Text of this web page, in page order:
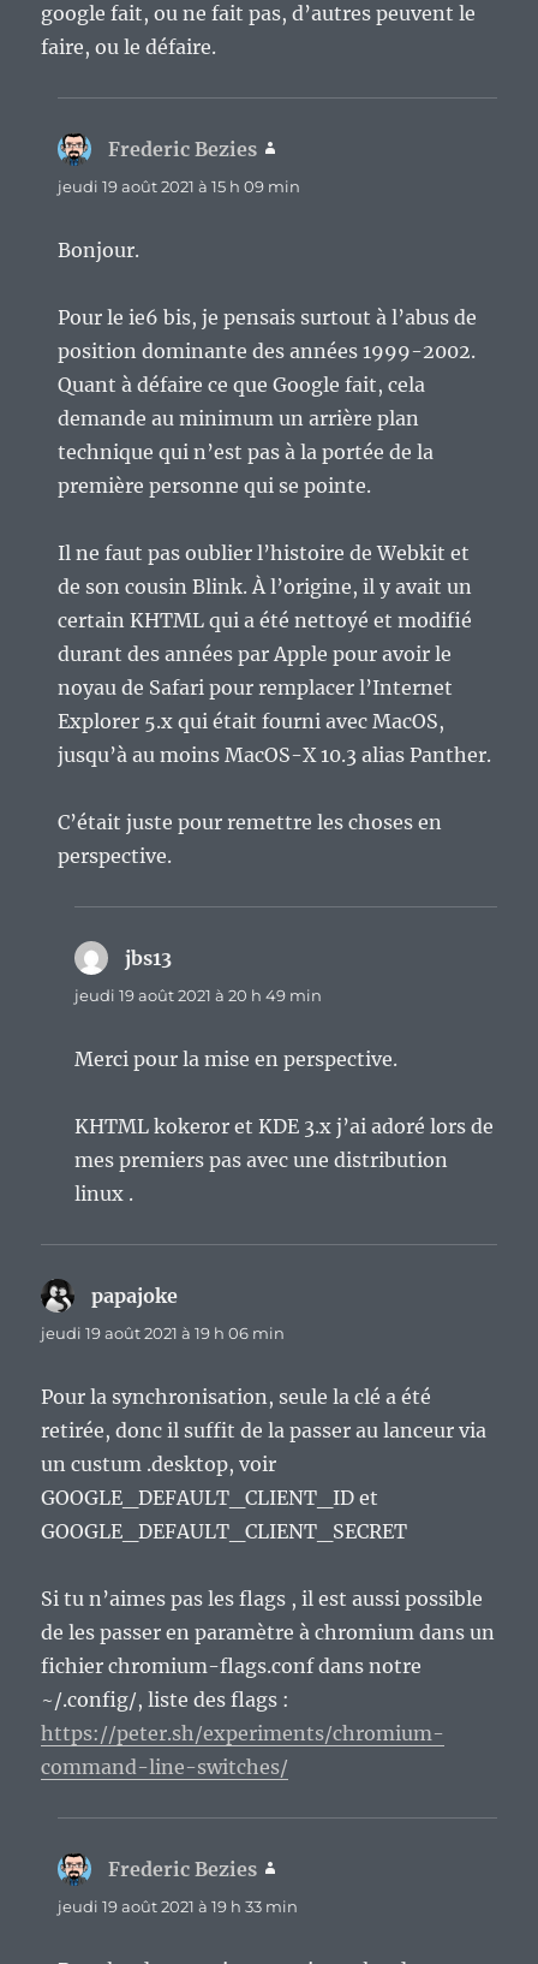
google fait, ou ne fait pas, d’autres peuvent le
faire, ou le défaire.
Frederic Bezies
jeudi 19 août 2021 à 15 h 09 min
Bonjour.
Pour le ie6 bis, je pensais surtout à l’abus de
position dominante des années 1999-2002.
Quant à défaire ce que Google fait, cela
demande au minimum un arrière plan
technique qui n’est pas à la portée de la
première personne qui se pointe.
Il ne faut pas oublier l’histoire de Webkit et
de son cousin Blink. À l’origine, il y avait un
certain KHTML qui a été nettoyé et modifié
durant des années par Apple pour avoir le
noyau de Safari pour remplacer l’Internet
Explorer 5.x qui était fourni avec MacOS,
jusqu’à au moins MacOS-X 10.3 alias Panther.
C’était juste pour remettre les choses en
perspective.
jbs13
jeudi 19 août 2021 à 20 h 49 min
Merci pour la mise en perspective.
KHTML kokeror et KDE 3.x j’ai adoré lors de
mes premiers pas avec une distribution
linux .
papajoke
jeudi 19 août 2021 à 19 h 06 min
Pour la synchronisation, seule la clé a été
retirée, donc il suffit de la passer au lanceur via
un custum .desktop, voir
GOOGLE_DEFAULT_CLIENT_ID et
GOOGLE_DEFAULT_CLIENT_SECRET
Si tu n’aimes pas les flags , il est aussi possible
de les passer en paramètre à chromium dans un
fichier chromium-flags.conf dans notre
~/.config/, liste des flags :
https://peter.sh/experiments/chromium-
command-line-switches/
Frederic Bezies
jeudi 19 août 2021 à 19 h 33 min